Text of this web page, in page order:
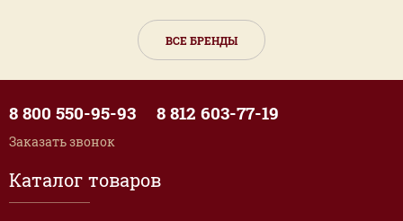
ВСЕ БРЕНДЫ
Каталог товаров
8 800 550-95-93 8 812 603-77-19
Заказать звонок